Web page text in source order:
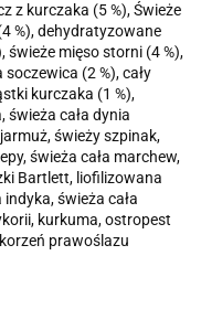
z kurczaka (5 %), Świeże
%), dehydratyzowane
świeże mięso storni (4 %),
soczewica (2 %), cały
kurczaka (1 %),
świeża cała dynia
świeży szpinak,
świeża cała marchew,
Bartlett, liofilizowana
świeża cała
kurkuma, ostropest
prawoślazu